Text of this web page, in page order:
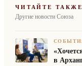
ЧИТАЙТЕ ТАКЖЕ
Другие новости Союза
в